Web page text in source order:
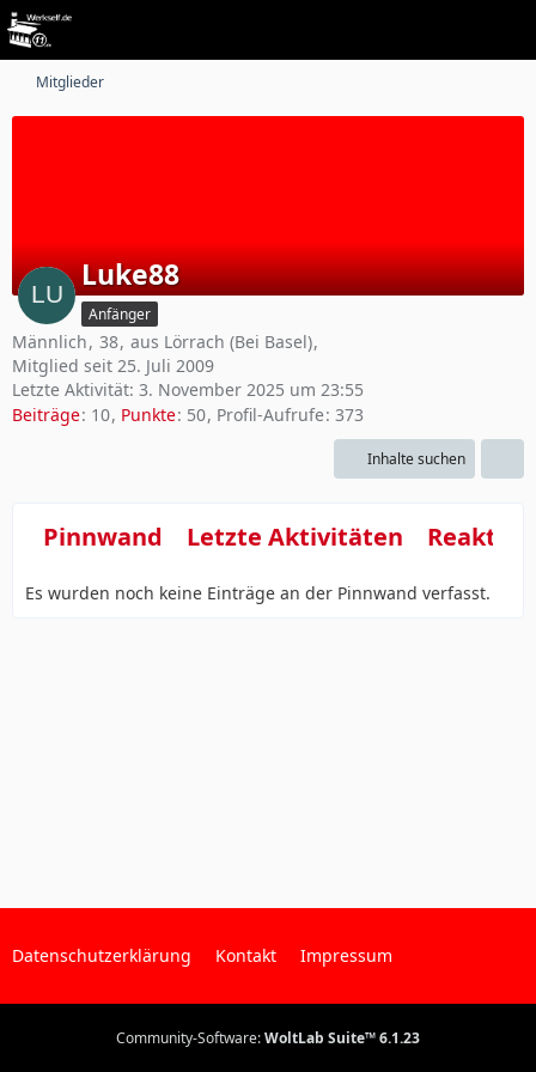
Mitglieder
Luke88
Anfänger
Männlich 38 aus Lörrach (Bei Basel)
Mitglied seit 25. Juli 2009
Letzte Aktivität: 3. November 2025 um 23:55
Beiträge 10 Punkte 50 Profil-Aufrufe 373
Inhalte suchen
Pinnwand Letzte Aktivitäten
Es wurden noch keine Einträge an der Pinnwand verfasst.
Datenschutzerklärung Kontakt Impressum
Community-Software:WoltLab Suite™ 6.1.23